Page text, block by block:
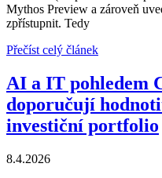
Mythos Preview a zároveň
zpřístupnit. Tedy
Přečíst celý článek
AI a IT pohledem
doporučují
investiční portfolio
8.4.2026